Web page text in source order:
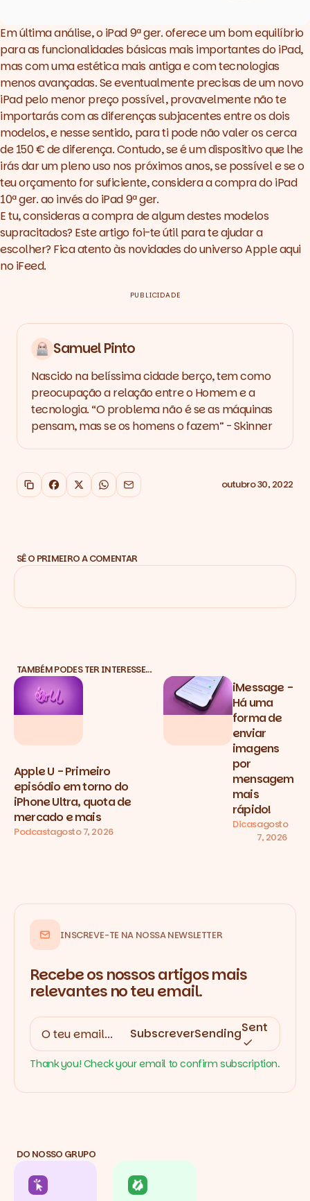
Em última análise, o iPad 9ª ger. oferece um bom equilíbrio
para as funcionalidades básicas mais importantes do iPad,
mas com uma estética mais antiga e com tecnologias
menos avançadas. Se eventualmente precisas de um novo
iPad pelo menor preço possível, provavelmente não te
importarás com as diferenças subjacentes entre os dois
modelos, e nesse sentido, para ti pode não valer os cerca
de 150 € de diferença. Contudo, se é um dispositivo que lhe
irás dar um pleno uso nos próximos anos, se possível e se o
teu orçamento for suficiente, considera a compra do iPad
10ª ger. ao invés do iPad 9ª ger.
E tu, consideras a compra de algum destes modelos
supracitados? Este artigo foi-te útil para te ajudar a
escolher? Fica atento às novidades do universo Apple aqui
noiFeed.
PUBLICIDADE
Samuel Pinto
Nascido na belíssima cidade berço, tem como
preocupação a relação entre o Homem e a
tecnologia. “O problema não é se as máquinas
pensam, mas se os homens o fazem” - Skinner
Copiar link
Facebook
X WhatsApp
Email outubro 30, 2022
SÊ O PRIMEIRO A COMENTAR
TAMBÉM PODES TER INTERESSE…
Apple U - Primeiro
episódio em torno do
iPhone Ultra, quota de
mercado e mais
Podcastagosto 7, 2026
iMessage -
Há uma
forma de
enviar
imagens
por
mensagem
mais
rápido!
Dicasagosto
7, 2026
INSCREVE-TE NA NOSSA NEWSLETTER
Recebe os nossos artigos mais
relevantes no teu email.
SubscreverSendingSent
Thank you! Check your email to confirm subscription.
DO NOSSO GRUPO